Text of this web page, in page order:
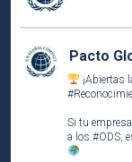
Pacto
¡Abiertas
Si tu
a los #ODS ,